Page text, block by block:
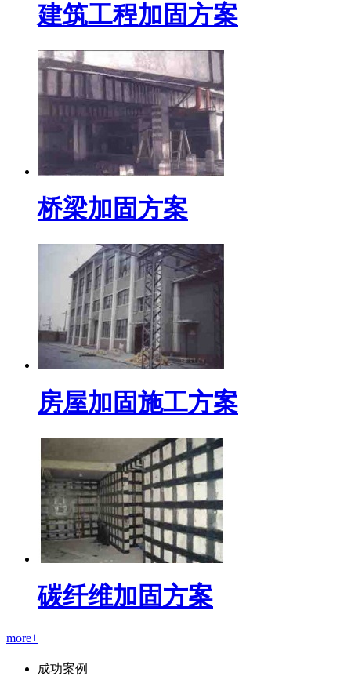
建筑工程加固方案
桥梁加固方案
房屋加固施工方案
碳纤维加固方案
more+
成功案例